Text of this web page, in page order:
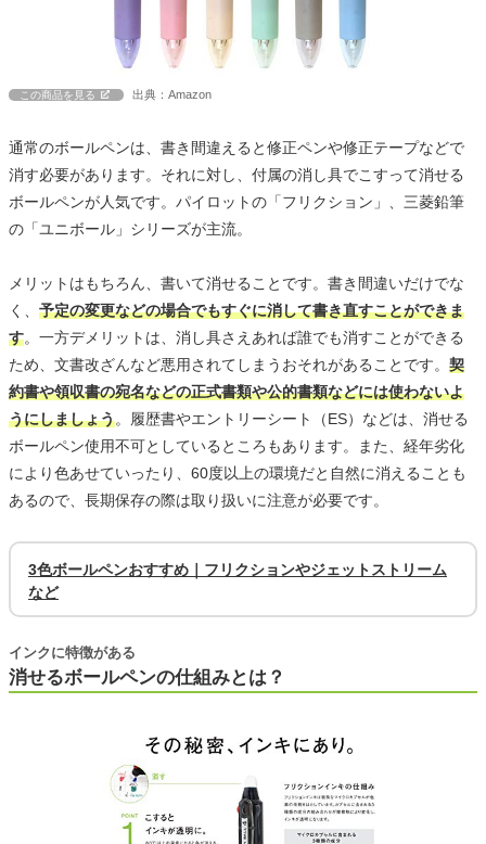
この商品を見る 出典：Amazon
通常のボールペンは、書き間違えると修正ペンや修正テープなどで
消す必要があります。それに対し、付属の消し具でこすって消せる
ボールペンが人気です。パイロットの「フリクション」、三菱鉛筆
の「ユニボール」シリーズが主流。
メリットはもちろん、書いて消せることです。書き間違いだけでな
く、 予定の変更などの場合でもすぐに消して書き直すことができま
す。一方デメリットは、消し具さえあれば誰でも消すことができる
ため、文書改ざんなど悪用されてしまうおそれがあることです。 契
約書や領収書の宛名などの正式書類や公的書類などには使わないよ
うにしましょう。履歴書やエントリーシート（ES）などは、消せる
ボールペン使用不可としているところもあります。また、経年劣化
により色あせていったり、60度以上の環境だと自然に消えることも
あるので、長期保存の際は取り扱いに注意が必要です。
3色ボールペンおすすめ｜フリクションやジェットストリーム
など
消せるボールペンの仕組みとは？
インクに特徴がある